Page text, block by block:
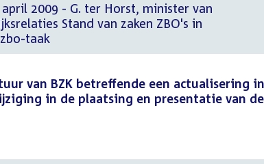
2009 - G. ter Horst, minister van
Stand van zaken ZBO's in
taak
van BZK betreffende een actualisering
in de plaatsing en presentatie van de